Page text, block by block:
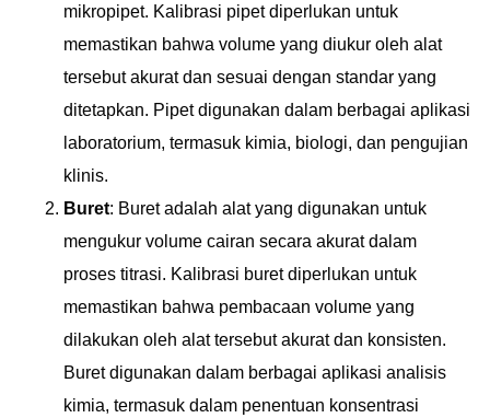
mikropipet. Kalibrasi pipet diperlukan untuk
memastikan bahwa volume yang diukur oleh alat
tersebut akurat dan sesuai dengan standar yang
ditetapkan. Pipet digunakan dalam berbagai aplikasi
laboratorium, termasuk kimia, biologi, dan pengujian
klinis.
Buret: Buret adalah alat yang digunakan untuk
mengukur volume cairan secara akurat dalam
proses titrasi. Kalibrasi buret diperlukan untuk
memastikan bahwa pembacaan volume yang
dilakukan oleh alat tersebut akurat dan konsisten.
Buret digunakan dalam berbagai aplikasi analisis
kimia, termasuk dalam penentuan konsentrasi